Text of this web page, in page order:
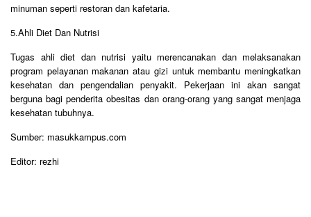
minuman seperti restoran dan kafetaria.
5.Ahli Diet Dan Nutrisi
Tugas ahli diet dan nutrisi yaitu merencanakan dan melaksanakan
program pelayanan makanan atau gizi untuk membantu meningkatkan
kesehatan dan pengendalian penyakit. Pekerjaan ini akan sangat
berguna bagi penderita obesitas dan orang-orang yang sangat menjaga
kesehatan tubuhnya.
Sumber: masukkampus.com
Editor: rezhi